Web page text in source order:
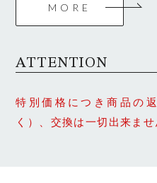
MORE
ATTENTION
特別価格につき商品の
く）、交換は一切出来ま